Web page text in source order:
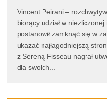
Vincent Peirani –
biorący udział w
postanowił zamknąć się w
ukazać najłagodniejszą
z Sereną Fisseau nagrał
dla swoich